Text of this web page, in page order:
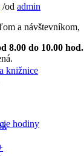
knižnice
hodiny
/od admin
a návštevníkom,
8.00 do 10.00 hod.